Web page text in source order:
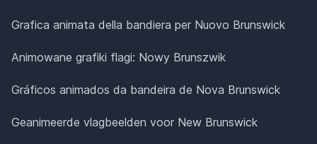
Grafica animata della bandiera per Nuovo Brunswick
Animowane grafiki flagi: Nowy Brunszwik
Gráficos animados da bandeira de Nova Brunswick
Geanimeerde vlagbeelden voor New Brunswick